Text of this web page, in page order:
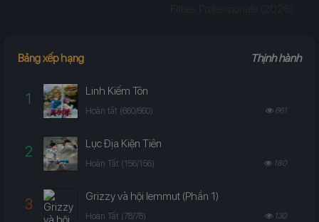
Bảng xếp hạng Thịnh hành
1 Linh Kiếm Tôn
Hoàn tất (660/660) 661
2 Lục Địa Kiện Tiên
Hoàn Tất (156/156) 180
3 Grizzy và hội lemmut (Phần 1)
Hoàn Tất (78/78) 130